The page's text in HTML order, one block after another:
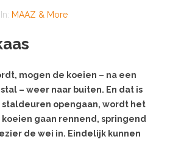
In: MAAZ & More
mogen de koeien – na een
– weer naar buiten. En dat is
opengaan, wordt het
gaan rennend, springend
de wei in. Eindelijk kunnen